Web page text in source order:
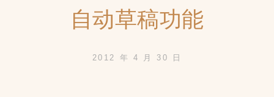
自动草稿功能
2012 年 4 月 30 日